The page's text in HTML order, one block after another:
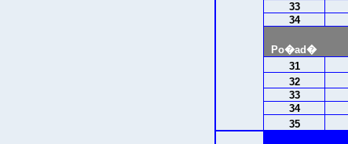
33
34
Po�ad�
31
32
33
34
35